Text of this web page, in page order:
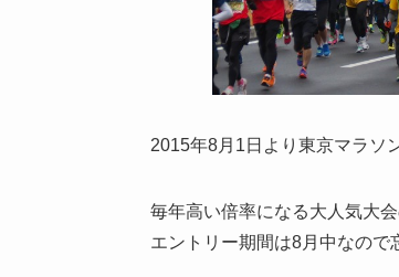
2015年8月1日より東京マラソ
毎年高い倍率になる大人気大
エントリー期間は8月中なので